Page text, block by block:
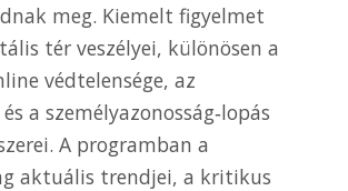
meg. Kiemelt figyelmet
tér veszélyei, különösen a
védtelensége, az
a személyazonosság‑lopás
A programban a
aktuális trendjei, a kritikus